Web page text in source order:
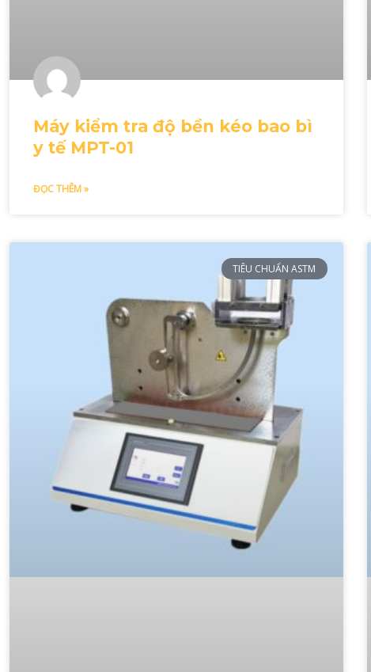
Máy kiểm tra độ bền kéo bao bì
y tế MPT-01
ĐỌC THÊM »
TIÊU CHUẨN ASTM